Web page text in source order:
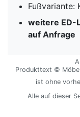
Fußvariante:
weitere ED-
auf Anfrage
Produkttext ©
ist ohne
Alle auf dieser